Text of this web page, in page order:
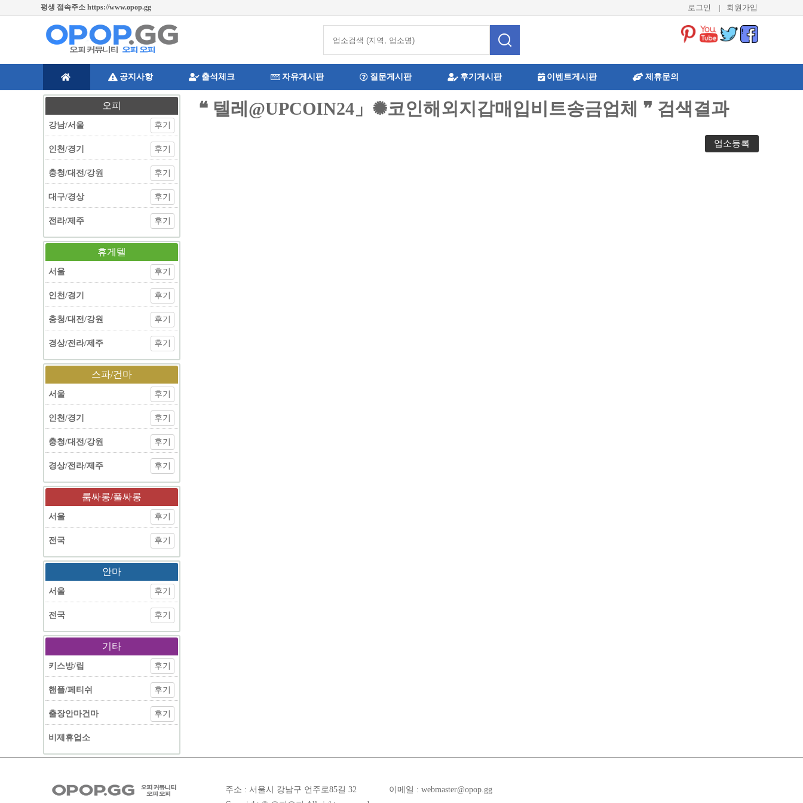
평생 접속주소 https://www.opop.gg 로그인 | 회원가입
공지사항 출석체크 자유게시판 질문게시판 후기게시판 이벤트게시판 제휴문의
오피
강남/서울 후기
인천/경기 후기
충청/대전/강원 후기
대구/경상 후기
전라/제주 후기
휴게텔
서울 후기
인천/경기 후기
충청/대전/강원 후기
경상/전라/제주 후기
스파/건마
서울 후기
인천/경기 후기
충청/대전/강원 후기
경상/전라/제주 후기
룸싸롱/풀싸롱
서울 후기
전국 후기
안마
서울 후기
전국 후기
기타
키스방/립 후기
핸플/페티쉬 후기
출장안마건마 후기
비제휴업소
❝ 텔레@UPCOIN24」✺코인해외지갑매입비트송금업체 ❞ 검색결과
업소등록
주소 : 서울시 강남구 언주로85길 32 이메일 : webmaster@opop.gg